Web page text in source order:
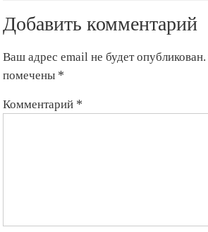
Добавить комментарий
Ваш адрес email не будет опубликован.
помечены *
Комментарий *